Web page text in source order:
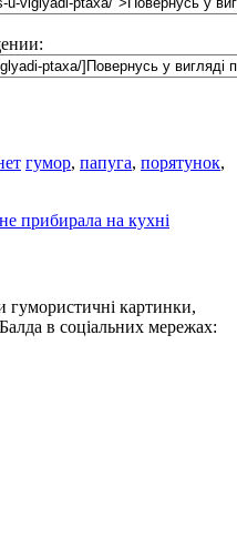
гумор, папуга, порятунок,
прибирала на кухні
гумористичні картинки,
в соціальних мережах: